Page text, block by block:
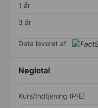
1 år
3 år
Data leveret af
Nøgletal
Kurs/Indtjening (P/E)